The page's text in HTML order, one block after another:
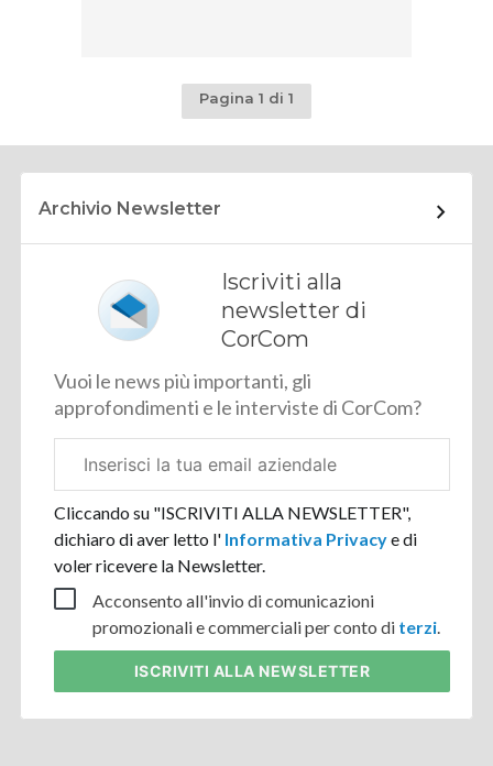
Pagina 1 di 1
Archivio Newsletter
Iscriviti alla
newsletter di
CorCom
Vuoi le news più importanti, gli
approfondimenti e le interviste di CorCom?
aziendale
Cliccando su "ISCRIVITI ALLA NEWSLETTER",
dichiaro di aver letto l' Informativa Privacye di
voler ricevere la Newsletter.
Acconsento all'invio di comunicazioni
promozionali e commerciali per conto di terzi.
ISCRIVITI ALLA NEWSLETTER